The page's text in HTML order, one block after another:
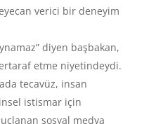
verici bir deneyim
diyen başbakan,
etme niyetindeydi.
tecavüz, insan
istismar için
sosyal medya